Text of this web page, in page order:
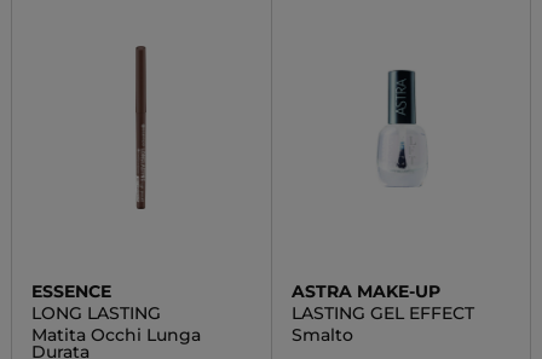
ESSENCE
LONG LASTING
Matita Occhi Lunga
Durata
ASTRA MAKE-UP
LASTING GEL EFFECT
Smalto